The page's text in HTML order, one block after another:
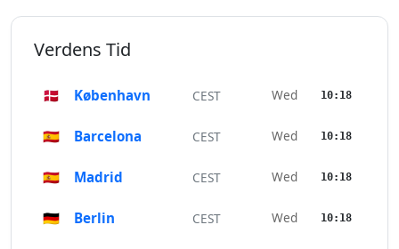
Verdens Tid
🇩🇰 København CEST Wed 10:18
🇪🇸 Barcelona CEST Wed 10:18
🇪🇸 Madrid CEST Wed 10:18
🇩🇪 Berlin CEST Wed 10:18